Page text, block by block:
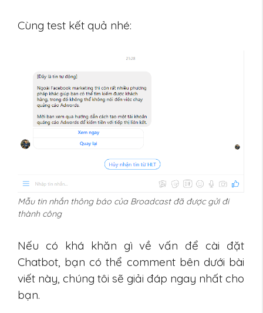
Cùng test kết quả nhé:
Mẫu tin nhắn thông báo của Broadcast đã được gửi đi
thành công
Nếu có khá khăn gì về vấn để cài đặt
Chatbot, bạn có thể comment bên dưới bài
viết này, chúng tôi sẽ giải đáp ngay nhất cho
bạn.